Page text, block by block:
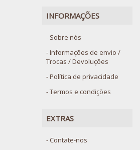
INFORMAÇÕES
Sobre nós
Informações de envio /
Trocas / Devoluções
Política de privacidade
Termos e condições
EXTRAS
Contate-nos